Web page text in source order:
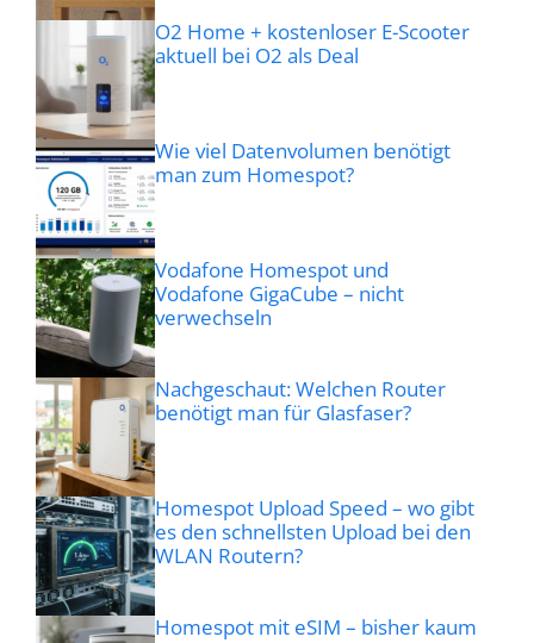
O2 Home + kostenloser E-Scooter
aktuell bei O2 als Deal
Wie viel Datenvolumen benötigt
man zum Homespot?
Vodafone Homespot und
Vodafone GigaCube – nicht
verwechseln
Nachgeschaut: Welchen Router
benötigt man für Glasfaser?
Homespot Upload Speed – wo gibt
es den schnellsten Upload bei den
WLAN Routern?
Homespot mit eSIM – bisher kaum